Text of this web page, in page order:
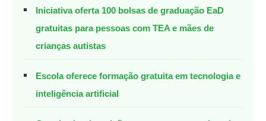
Iniciativa oferta 100 bolsas de graduação EaD
gratuitas para pessoas com TEA e mães de
crianças autistas
Escola oferece formação gratuita em tecnologia e
inteligência artificial